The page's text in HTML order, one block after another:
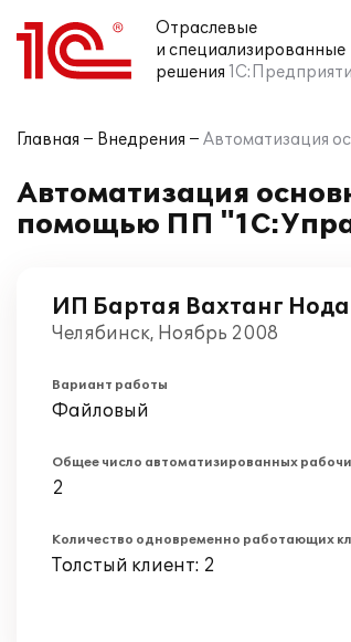
Отраслевые
и специализированные
решения
Главная Внедрения Автоматизация
Автоматизация
помощью ПП
ИП Бартая Вахтанг
Челябинск, Ноябрь 2008
Вариант работы
Файловый
Общее число автоматизированных
2
Количество одновременно работающих
Толстый клиент: 2